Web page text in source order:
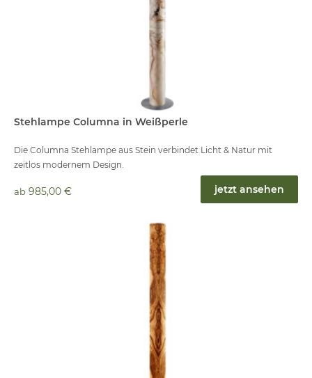
Stehlampe Columna in Weißperle
Die Columna Stehlampe aus Stein verbindet Licht & Natur mit
zeitlos modernem Design.
ab 985,00 € jetzt ansehen